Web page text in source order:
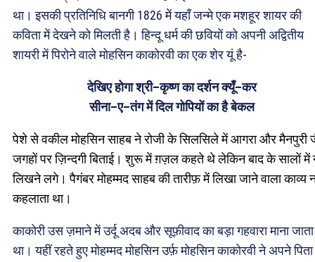
था। इसकी प्रतिनिधि बानगी 1826 में यहाँ जन्मे एक मशहूर शायर की
कविता में देखने को मिलती है। हिन्दू धर्म की छवियों को अपनी अद्वितीय
शायरी में पिरोने वाले मोहसिन काकोरवी का एक शेर यूं है-
देखिएहोगाश्री–कृष्णकादर्शनक्यूँ–कर
सीना–ए–तंगमेंदिलगोपियोंकाहैबेकल
पेशे से वकील मोहसिन साहब ने रोजी के सिलसिले में आगरा और मैनपुरी
जगहों पर ज़िन्दगी बिताई। शुरू में ग़ज़ल कहते थे लेकिन बाद के सालों में
लिखने लगे। पैगंबर मोहम्मद साहब की तारीफ़ में लिखा जाने वाला काव्य
कहलाता था।
काकोरी उस ज़माने में उर्दू अदब और सूफ़ीवाद का बड़ा गहवारा माना जाता
था। यहीं रहते हुए मोहम्मद मोहसिन उर्फ़ मोहसिन काकोरवी ने अपने पिता